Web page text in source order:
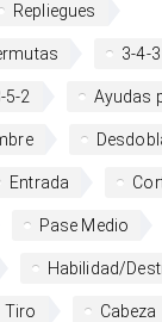
Repliegues
3-4-3
5-2 Ayudas
Entrada
Pase Medio
Habilidad/
Tiro Cabeza